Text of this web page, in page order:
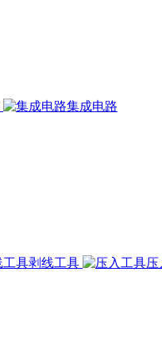
集成电路
剥线工具 压